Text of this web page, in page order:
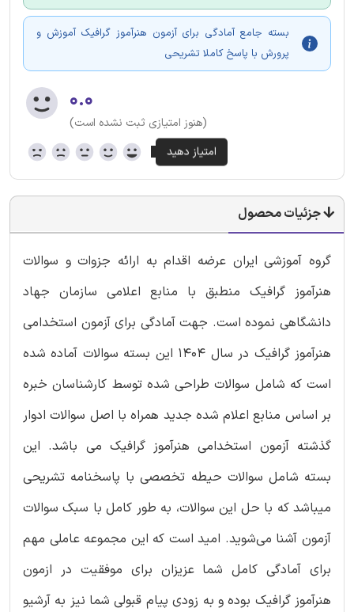
بسته جامع آمادگی برای آزمون هنرآموز گرافیک آموزش و
پرورش با پاسخ کاملا تشریحی
۰.۰
(هنوز امتیازی ثبت نشده است)
جزئیات محصول
گروه آموزشی ایران عرضه اقدام به ارائه جزوات و سوالات
هنرآموز گرافیک منطبق با منابع اعلامی سازمان جهاد
دانشگاهی نموده است. جهت آمادگی برای آزمون استخدامی
هنرآموز گرافیک در سال 1404 این بسته سوالات آماده شده
است که شامل سوالات طراحی شده توسط کارشناسان خبره
بر اساس منابع اعلام شده جدید همراه با اصل سوالات ادوار
گذشته آزمون استخدامی هنرآموز گرافیک می باشد. این
بسته شامل سوالات حیطه تخصصی با پاسخنامه تشریحی
میباشد که با حل این سوالات، به طور کامل با سبک سوالات
آزمون آشنا می‌شوید. امید است که این مجموعه عاملی مهم
برای آمادگی کامل شما عزیزان برای موفقیت در ازمون
هنرآموز گرافیک بوده و به زودی پیام قبولی شما نیز به آرشیو